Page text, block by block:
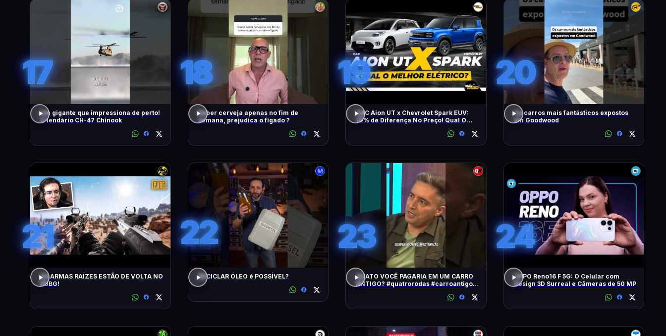
17
Um gigante que impressiona de perto!
O lendário CH-47 Chinook
18
Beber cerveja apenas no fim de
semana, prejudica o fígado ?
19
GAC Aion UT x Chevrolet Spark EUV:
10% de Diferença No Preço! Qual O
20
Os carros mais fantásticos expostos
em Goodwood
21
AS ARMAS RAÍZES ESTÃO DE VOLTA NO
PUBG!
22
RECICLAR ÓLEO é POSSÍVEL?
23
QUATO VOCÊ PAGARIA EM UM CARRO
ANTIGO? #quatrorodas #carroantigo
24
OPPO Reno16 F 5G: O Celular com
Design 3D Surreal e Câmeras de 50 MP